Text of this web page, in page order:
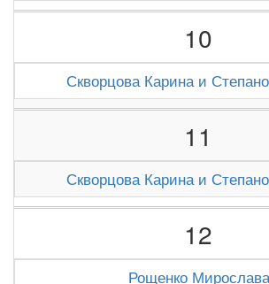
10
Скворцова Карина и
11
Скворцова Карина и
12
Рощенко Мирослава